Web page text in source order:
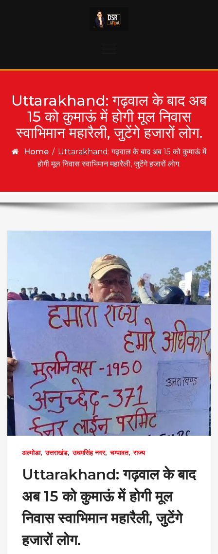
Uttarakhand: गढ़वाल के बाद अब
15 को कुमाऊं में होगी मूल निवास
स्वाभिमान महारैली, जुटेंगे हजारों लोग.
Home / Uttarakhand: गढ़वाल के बाद अब 15 को कुमाऊं में
होगी मूल निवास स्वाभिमान महारैली, जुटेंगे हजारों लोग.
अल्मोडा, उत्तराखंड, उधमसिंह नगर, चम्पावत, राज्य
Uttarakhand: गढ़वाल के बाद
अब 15 को कुमाऊं में होगी मूल
निवास स्वाभिमान महारैली, जुटेंगे
हजारों लोग.